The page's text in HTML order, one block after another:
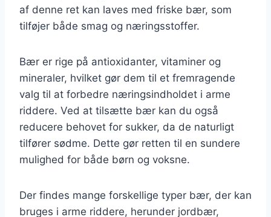
af denne ret kan laves med friske bær, som
tilføjer både smag og næringsstoffer.
Bær er rige på antioxidanter, vitaminer og
mineraler, hvilket gør dem til et fremragende
valg til at forbedre næringsindholdet i arme
riddere. Ved at tilsætte bær kan du også
reducere behovet for sukker, da de naturligt
tilfører sødme. Dette gør retten til en sundere
mulighed for både børn og voksne.
Der findes mange forskellige typer bær, der kan
bruges i arme riddere, herunder jordbær,